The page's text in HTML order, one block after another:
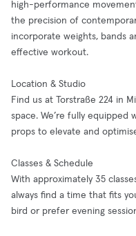
high-performance
the precision of
incorporate weights, bands
effective workout.
Location & Studio
Find us at Torstraße 224 in
space. We’re fully
props to elevate and
Classes & Schedule
With approximately 35
always find a time that fits
bird or prefer evening